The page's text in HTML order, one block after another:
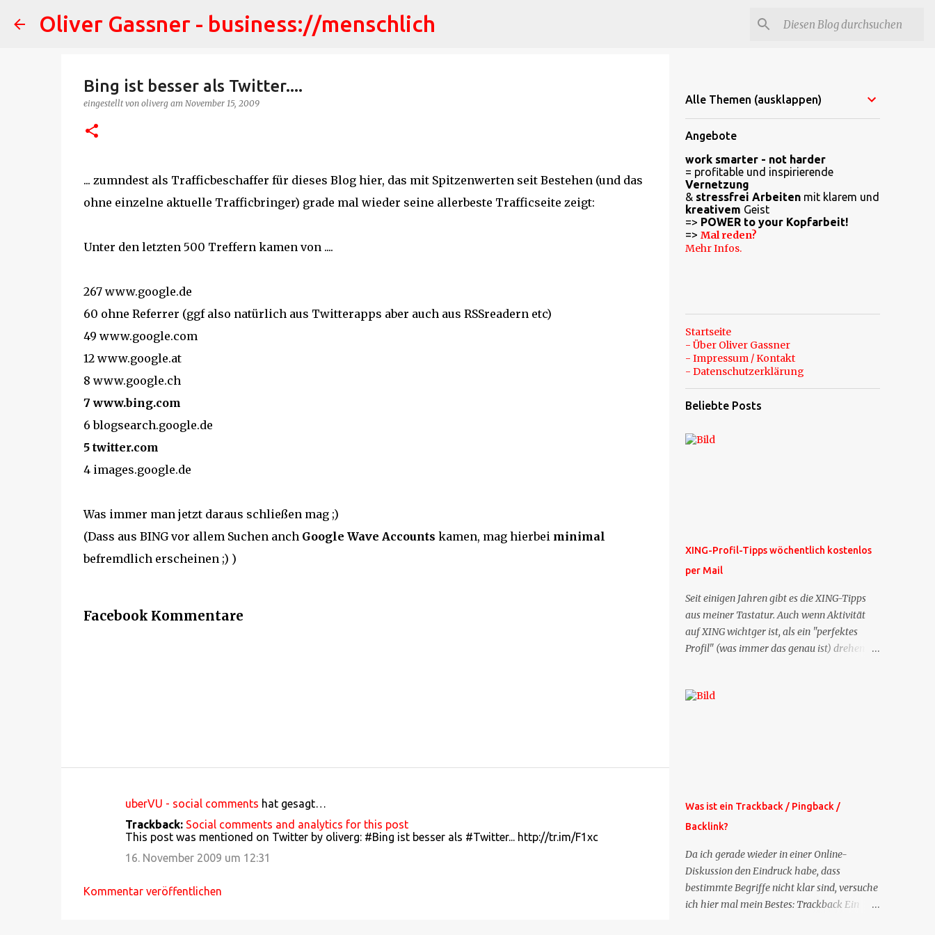
Direkt zum Hauptbereich
Oliver Gassner - business://menschlich
Bing ist besser als Twitter....
eingestellt von oliverg am November 15, 2009
... zumndest als Trafficbeschaffer für dieses Blog hier, das mit Spitzenwerten seit Bestehen (und das
ohne einzelne aktuelle Trafficbringer) grade mal wieder seine allerbeste Trafficseite zeigt:
Unter den letzten 500 Treffern kamen von ....
267 www.google.de
60 ohne Referrer (ggf also natürlich aus Twitterapps aber auch aus RSSreadern etc)
49 www.google.com
12 www.google.at
8 www.google.ch
7 www.bing.com
6 blogsearch.google.de
5 twitter.com
4 images.google.de
Was immer man jetzt daraus schließen mag ;)
(Dass aus BING vor allem Suchen anch Google Wave Accounts kamen, mag hierbei minimal
befremdlich erscheinen ;) )
Facebook Kommentare
e
uberVU - social comments hat gesagt…
Trackback: Social comments and analytics for this post
This post was mentioned on Twitter by oliverg: #Bing ist besser als #Twitter... http://tr.im/F1xc
16. November 2009 um 12:31
Kommentar veröffentlichen
Alle Themen (ausklappen)
Angebote
work smarter - not harder
= profitable und inspirierende
Vernetzung
& stressfrei Arbeitenmit klarem und
kreativem Geist
=> POWER to your Kopfarbeit!
=> Mal reden?
Mehr Infos.
Startseite
- Über Oliver Gassner
- Impressum / Kontakt
- Datenschutzerklärung
Beliebte Posts
XING-Profil-Tipps wöchentlich kostenlos
per Mail
Seit einigen Jahren gibt es die XING-Tipps
aus meiner Tastatur. Auch wenn Aktivität
auf XING wichtger ist, als ein "perfektes
Profil" (was immer das genau ist) drehen
es jetzt die Profil-Fragen zu XING als eigene
Weitere Mailangebote dieser Art sehen Sie
auf meiner XING-Seite oder hier oben rechts
im Blog. Die Profilfragen werde ich
mittelfristig aus der normalen XING-Tipp-
Mail entfernen, da ich sie so nur an einer
Stelle pflegen muss.
Was ist ein Trackback / Pingback /
Backlink?
Da ich gerade wieder in einer Online-
Diskussion den Eindruck habe, dass
bestimmte Begriffe nicht klar sind, versuche
ich hier mal mein Bestes: Trackback Ein